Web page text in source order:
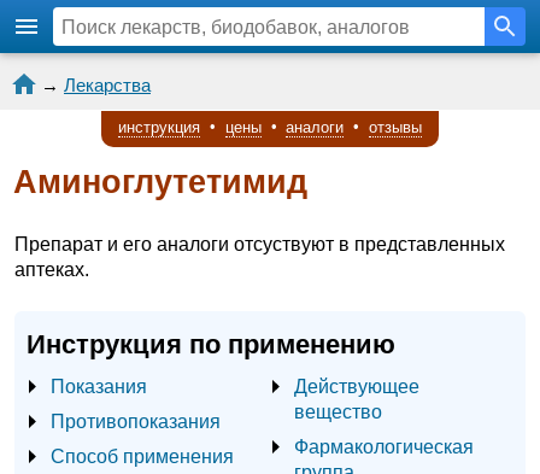
→ Лекарства
инструкция • цены • аналоги • отзывы
Аминоглутетимид
Препарат и его аналоги отсуствуют в представленных
аптеках.
Инструкция по применению
Показания
Противопоказания
Способ применения
Действующее
вещество
Фармакологическая